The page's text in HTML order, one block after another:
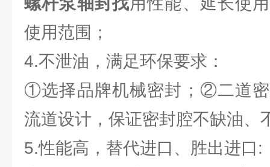
使用范围；
4.不泄油，满足环保要求：
①选择品牌机械密封；②二道
流道设计，保证密封腔不缺油、
5.性能高，替代进口、胜出进口: